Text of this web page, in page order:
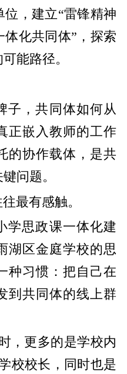
，建立“雷锋精神
化共同体”，探索
能路径。
子，共同体如何从
正嵌入教师的工作
的协作载体，是共
问题。
最有感触。
学思政课一体化建
湖区金庭学校的思
种习惯：把自己在
到共同体的线上群
，更多的是学校内
校校长，同时也是